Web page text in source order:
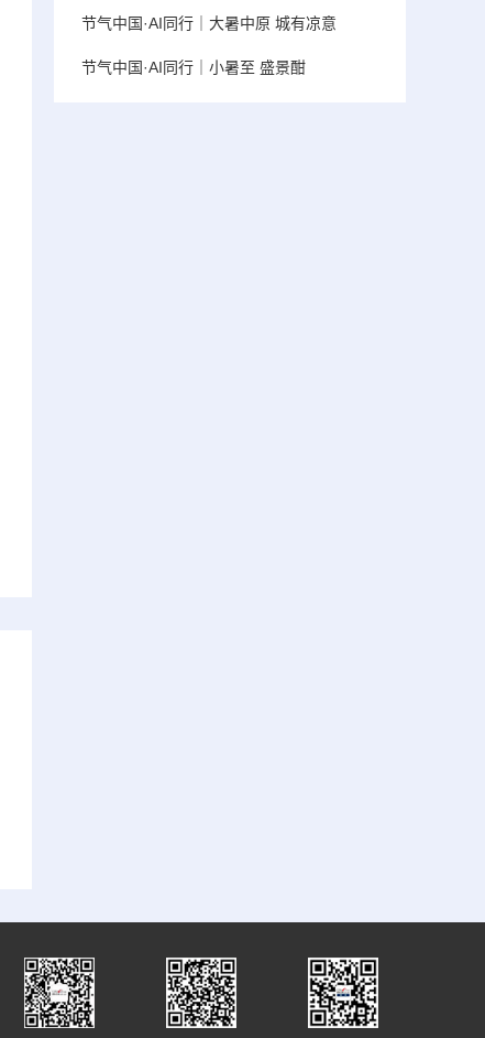
节气中国·AI同行｜大暑中原 城有凉意
节气中国·AI同行｜小暑至 盛景酣